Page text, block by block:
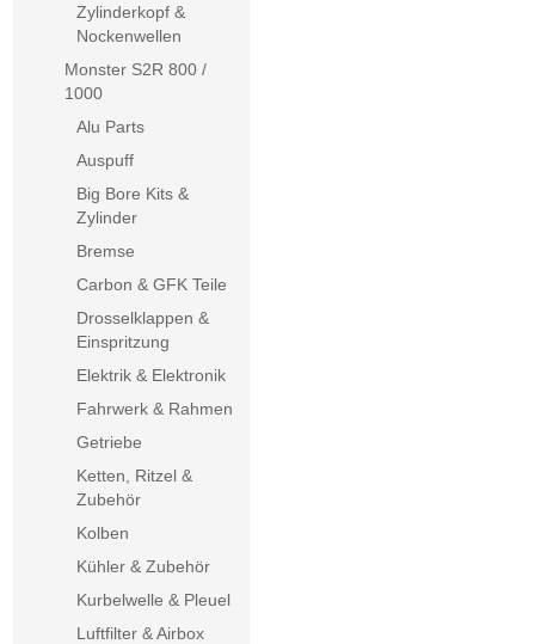
Zylinderkopf &
Nockenwellen
Monster S2R 800 /
1000
Alu Parts
Auspuff
Big Bore Kits &
Zylinder
Bremse
Carbon & GFK Teile
Drosselklappen &
Einspritzung
Elektrik & Elektronik
Fahrwerk & Rahmen
Getriebe
Ketten, Ritzel &
Zubehör
Kolben
Kühler & Zubehör
Kurbelwelle & Pleuel
Luftfilter & Airbox